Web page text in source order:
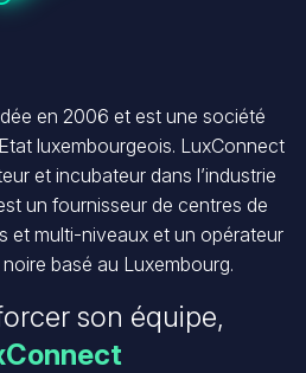
en 2006 et est une société
luxembourgeois. LuxConnect
et incubateur dans l’industrie
un fournisseur de centres de
et multi-niveaux et un opérateur
basé au Luxembourg.
son équipe,